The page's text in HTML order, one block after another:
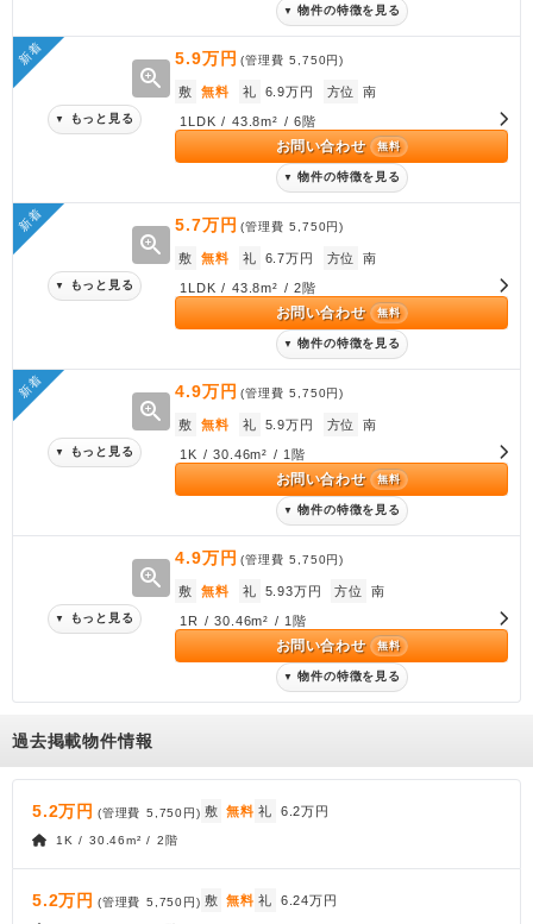
▼ 物件の特徴を見る
新着
zoom_in
▼ もっと見る
5.9万円 (管理費5,750円)
敷 無料 礼 6.9万円 方位 南
1LDK / 43.8m² / 6階
お問い合わせ 無料
▼ 物件の特徴を見る
新着
zoom_in
▼ もっと見る
5.7万円 (管理費5,750円)
敷 無料 礼 6.7万円 方位 南
1LDK / 43.8m² / 2階
お問い合わせ 無料
▼ 物件の特徴を見る
新着
zoom_in
▼ もっと見る
4.9万円 (管理費5,750円)
敷 無料 礼 5.9万円 方位 南
1K / 30.46m² / 1階
お問い合わせ 無料
▼ 物件の特徴を見る
zoom_in
▼ もっと見る
4.9万円 (管理費5,750円)
敷 無料 礼 5.93万円 方位 南
1R / 30.46m² / 1階
お問い合わせ 無料
▼ 物件の特徴を見る
過去掲載物件情報
5.2万円 (管理費 5,750円) 敷 無料 礼 6.2万円
1K / 30.46m² / 2階
5.2万円 (管理費 5,750円) 敷 無料 礼 6.24万円